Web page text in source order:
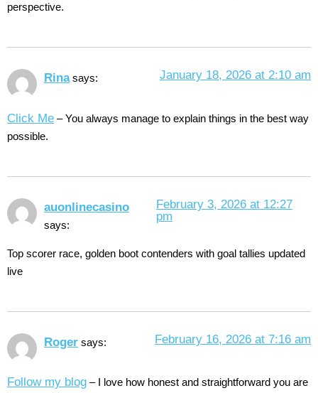
perspective.
Rina says: January 18, 2026 at 2:10 am
Click Me – You always manage to explain things in the best way
possible.
auonlinecasino
says:
February 3, 2026 at 12:27
pm
Top scorer race, golden boot contenders with goal tallies updated
live
Roger says: February 16, 2026 at 7:16 am
Follow my blog – I love how honest and straightforward you are